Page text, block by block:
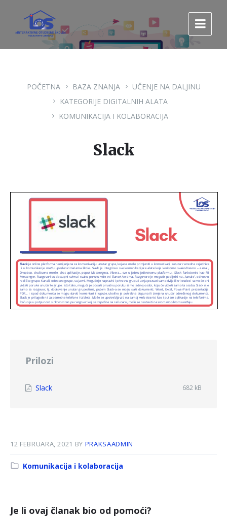
sadržaj
glavnu
navigaciju.
POČETNA BAZA ZNANJA
UČENJE NA DALJINU
KATEGORIJE DIGITALNIH ALATA
KOMUNIKACIJA I KOLABORACIJA
Slack
Prilozi
SlackFile
File
682 kB
12 FEBRUARA, 2021 BY PRAKSAADMIN
Kategorija:
Komunikacija i kolaboracija
Je li ovaj članak bio od pomoći?